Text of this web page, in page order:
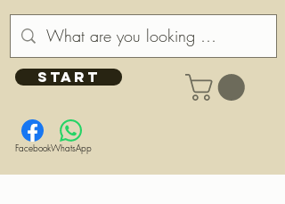
START
FacebookWhatsApp